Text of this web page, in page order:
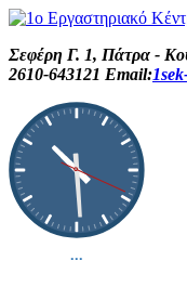
Σεφέρη Γ. 1, Πάτρα -
2610-643121 Email: